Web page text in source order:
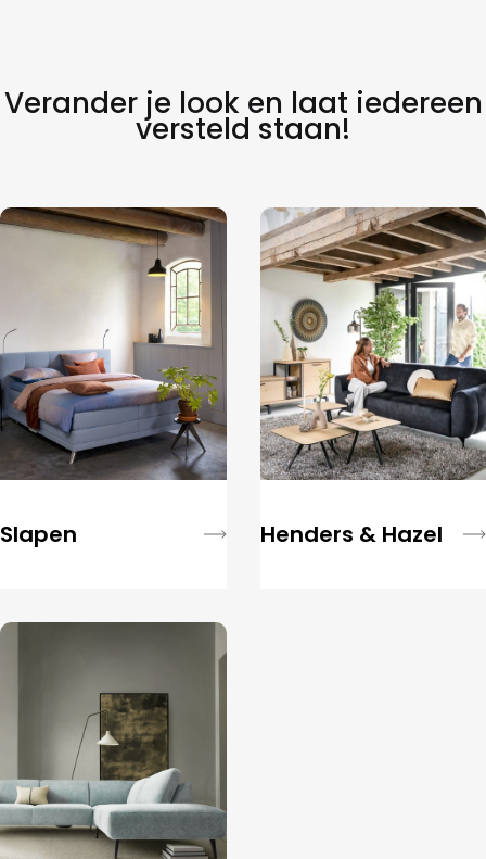
Verander je look en laat iedereen
versteld staan!
Slapen Henders & Hazel